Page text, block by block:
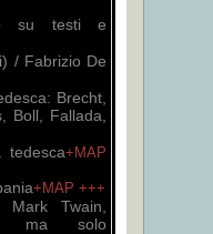
su testi e
/ Fabrizio De
Brecht,
Boll, Fallada,
tedesca+MAP
+MAP +++
Twain,
ma solo